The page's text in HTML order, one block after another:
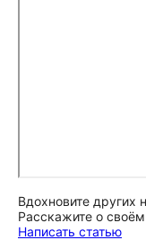
Вдохновите других
Расскажите о
Написать статью